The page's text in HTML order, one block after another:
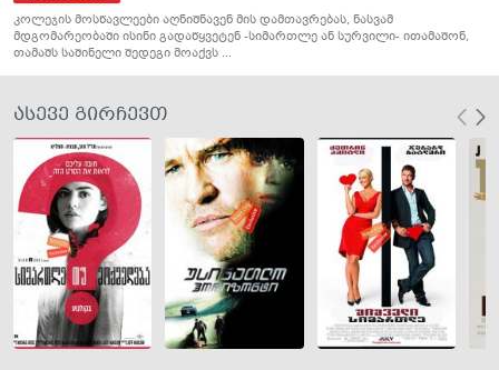
კოლეჯის მოსწავლეები აღნიშნავენ მის დამთავრებას, ნასვამ
მდგომარეობაში ისინი გადაწყვეტენ -სიმართლე ან სურვილი- ითამაშონ,
თამაშს საშინელი შედეგი მოაქვს ...
ასევე გირჩევთ